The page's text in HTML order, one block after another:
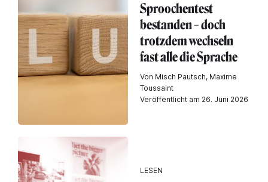
Sproochentest
bestanden – doch
trotzdem wechseln
fast alle die Sprache
Von Misch Pautsch, Maxime
Toussaint
Veröffentlicht am 26. Juni 2026
LESEN